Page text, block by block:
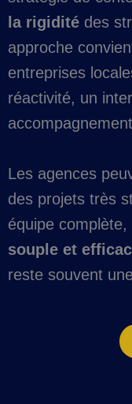
la rigidité des
approche
entreprises
réactivité, un
Les agences
des projets très
équipe
souple et
reste souvent